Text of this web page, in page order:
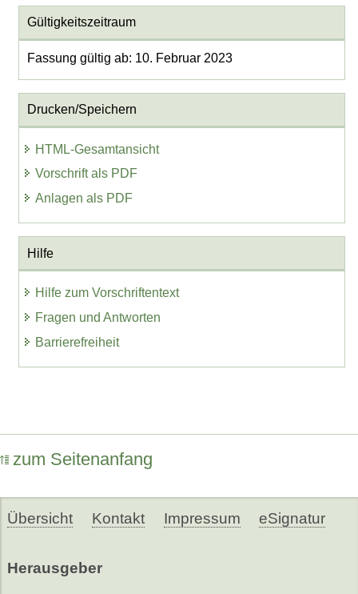
Gültigkeitszeitraum
Fassung gültig ab: 10. Februar 2023
Drucken/Speichern
HTML-Gesamtansicht
Vorschrift als PDF
Anlagen als PDF
Hilfe
Hilfe zum Vorschriftentext
Fragen und Antworten
Barrierefreiheit
zum Seitenanfang
Übersicht Kontakt Impressum eSignatur
Herausgeber